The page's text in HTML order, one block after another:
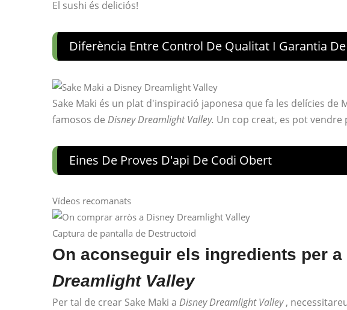
El sushi és deliciós!
Diferència Entre Control De Qualitat I Garantia
Sake Maki és un plat d'inspiració japonesa que fa les delícies de
famosos de Disney Dreamlight Valley. Un cop creat, es pot vendre
Eines De Proves D'api De Codi Obert
Vídeos recomanats
Captura de pantalla de Destructoid
On aconseguir els ingredients per a
Dreamlight Valley
Per tal de crear Sake Maki a Disney Dreamlight Valley,